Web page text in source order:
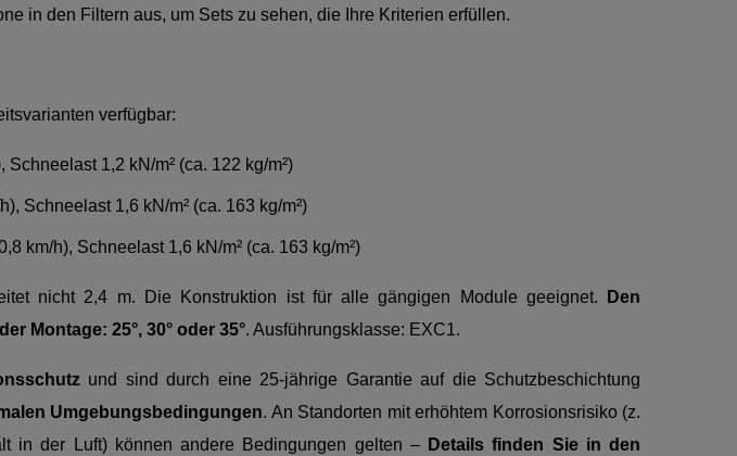
in den Filtern aus, um Sets zu sehen, die Ihre Kriterien erfüllen.
verfügbar:
1,2 kN/m² (ca. 122 kg/m²)
Schneelast 1,6 kN/m² (ca. 163 kg/m²)
km/h), Schneelast 1,6 kN/m² (ca. 163 kg/m²)
nicht 2,4 m. Die Konstruktion ist für alle gängigen Module geeignet.
Den
Montage: 25°, 30° oder 35°. Ausführungsklasse: EXC1.
und sind durch eine 25-jährige Garantie auf die Schutzbeschichtung
Umgebungsbedingungen. An Standorten mit erhöhtem Korrosionsrisiko (z.
in der Luft) können andere Bedingungen gelten – Details finden Sie in den